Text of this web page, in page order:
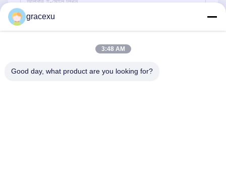
পাঠান
gracexu
3:48 AM
Good day, what product are you looking for?